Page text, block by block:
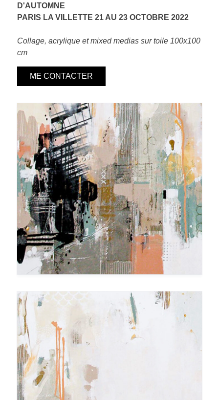
D'AUTOMNE
PARIS LA VILLETTE 21 AU 23 OCTOBRE 2022
Collage, acrylique et mixed medias sur toile 100x100
cm
ME CONTACTER